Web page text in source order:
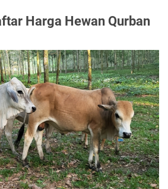
Harga Hewan Qurban